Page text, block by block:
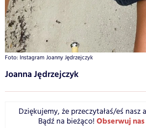
Foto: Instagram Joanny Jędrzejczyk
Joanna Jędrzejczyk
Dziękujemy, że przeczytałaś/eś nasz
Bądź na bieżąco! Obserwuj